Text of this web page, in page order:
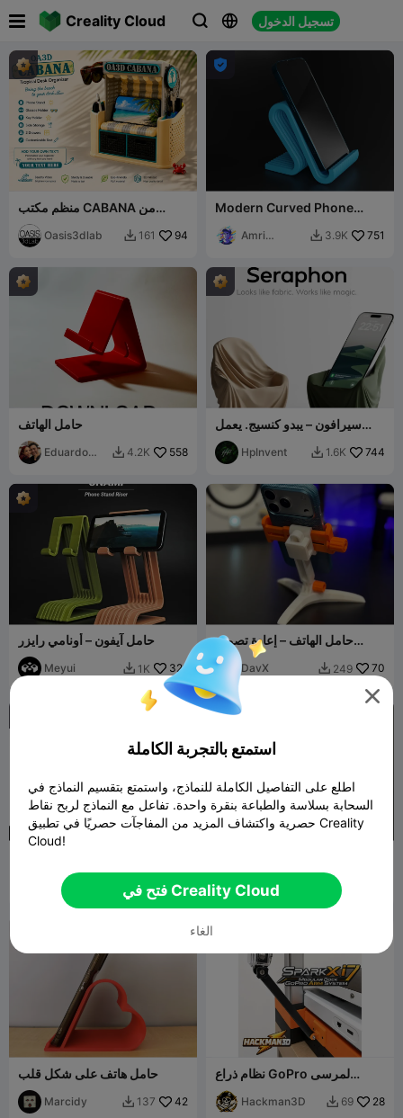
Creality Cloud   تسجيل الدخول
 
منظم مكتب CABANA من
OA3D
Oasis3dlab  161 94

Modern Curved Phone
Amri
 3.9K 751
حامل الهاتف
Eduardo
 4.2K 558
سيرافون – يبدو كنسيج. يعمل
HpInvent  1.6K 744
حامل آيفون – أونامي رايزر
Meyui  1K 321
حامل الهاتف – إعادة تصميم
نظيفة لنظام التثبيت المعياري
DavX  249 70
Polymeria 5.5K 800 jajaum3d 5K
حامل هاتف على شكل قلب
Marcidy  137 42
نظام ذراع GoPro لمرسى
Hackman3D  69 28

استمتع بالتجربة الكاملة
اطلع على التفاصيل الكاملة للنماذج، واستمتع بتقسيم النماذج في
السحابة بسلاسة والطباعة بنقرة واحدة. تفاعل مع النماذج لربح نقاط
حصرية واكتشاف المزيد من المفاجآت حصريًا في تطبيق Creality
Cloud!
فتح في Creality Cloud
الغاء